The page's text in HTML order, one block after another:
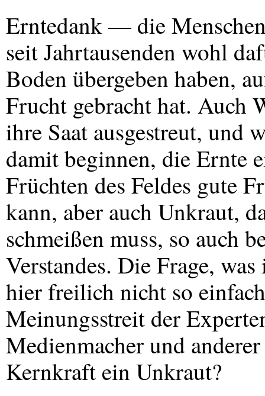
Erntedank — die
seit Jahrtausenden wohl
Boden übergeben haben,
Frucht gebracht hat. Auch
ihre Saat ausgestreut,
damit beginnen, die Ernte
Früchten des Feldes gute
kann, aber auch Unkraut,
schmeißen muss, so auch
Verstandes. Die Frage,
hier freilich nicht so
Meinungsstreit der
Medienmacher und
Kernkraft ein Unkraut?